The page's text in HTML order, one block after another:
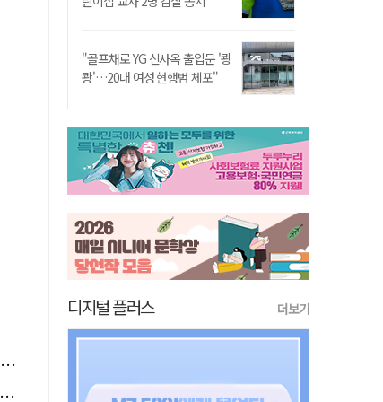
"골프채로 YG 신사옥 출입문 '쾅
쾅'…20대 여성 현행범 체포"
디지털 플러스 더보기